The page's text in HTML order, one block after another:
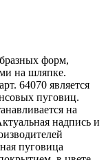
форм,
на шляпке.
64070 является
пуговиц.
на
надпись и
пуговица